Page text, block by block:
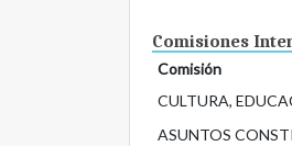
Comisiones
Comisión
CULTURA,
ASUNTOS